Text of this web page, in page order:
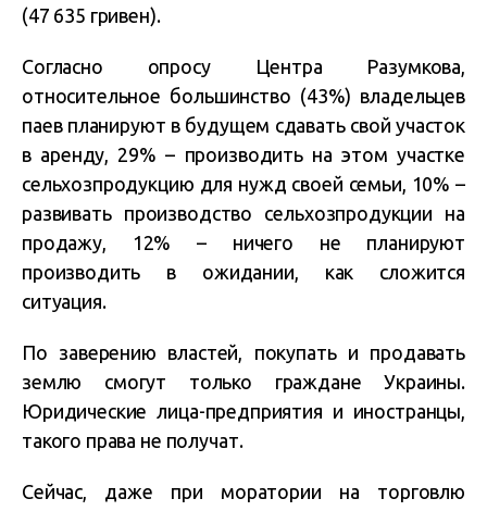
(47 635 гривен).
Согласно опросу Центра Разумкова,
относительное большинство (43%) владельцев
паев планируют в будущем сдавать свой участок
в аренду, 29% – производить на этом участке
сельхозпродукцию для нужд своей семьи, 10% –
развивать производство сельхозпродукции на
продажу, 12% – ничего не планируют
производить в ожидании, как сложится
ситуация.
По заверению властей, покупать и продавать
землю смогут только граждане Украины.
Юридические лица-предприятия и иностранцы,
такого права не получат.
Сейчас, даже при моратории на торговлю